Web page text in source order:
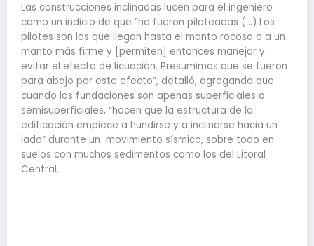
Las construcciones inclinadas lucen para el ingeniero
como un indicio de que “no fueron piloteadas (…) Los
pilotes son los que llegan hasta el manto rocoso o a un
manto más firme y [permiten] entonces manejar y
evitar el efecto de licuación. Presumimos que se fueron
para abajo por este efecto”, detalló, agregando que
cuando las fundaciones son apenas superficiales o
semisuperficiales, “hacen que la estructura de la
edificación empiece a hundirse y a inclinarse hacia un
lado” durante un movimiento sísmico, sobre todo en
suelos con muchos sedimentos como los del Litoral
Central.